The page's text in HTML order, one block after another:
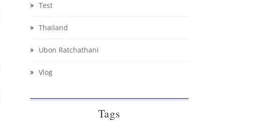
Test
Thailand
Ubon Ratchathani
Vlog
Tags